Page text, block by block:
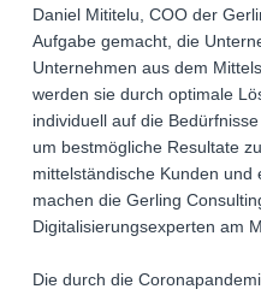
Daniel Mititelu, COO der
Aufgabe gemacht, die
Unternehmen aus dem
werden sie durch optimale
individuell auf die
um bestmögliche Resultate
mittelständische Kunden
machen die Gerling
Digitalisierungsexperten am
Die durch die